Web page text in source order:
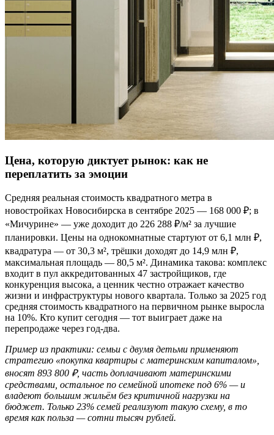
Цена, которую диктует рынок: как не
переплатить за эмоции
Средняя реальная стоимость квадратного метра в
новостройках Новосибирска в сентябре 2025 — 168 000 ₽; в
«Мичурине» — уже доходит до 226 288 ₽/м² за лучшие
планировки. Цены на однокомнатные стартуют от 6,1 млн ₽,
квадратура — от 30,3 м², трёшки доходят до 14,9 млн ₽,
максимальная площадь — 80,5 м². Динамика такова: комплекс
входит в пул аккредитованных 47 застройщиков, где
конкуренция высока, а ценник честно отражает качество
жизни и инфраструктуры нового квартала. Только за 2025 год
средняя стоимость квадратного на первичном рынке выросла
на 10%. Кто купит сегодня — тот выиграет даже на
перепродаже через год-два.
Пример из практики: семьи с двумя детьми применяют
стратегию «покупка квартиры с материнским капиталом»,
вносят 893 800 ₽, часть доплачивают материнскими
средствами, остальное по семейной ипотеке под 6% — и
владеют большим жильём без критичной нагрузки на
бюджет. Только 23% семей реализуют такую схему, в то
время как польза — сотни тысяч рублей.